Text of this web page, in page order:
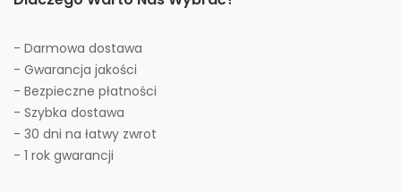
- Darmowa dostawa
- Gwarancja jakości
- Bezpieczne płatności
- Szybka dostawa
- 30 dni na łatwy zwrot
- 1 rok gwarancji